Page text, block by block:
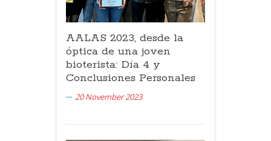
AALAS 2023, desde la
óptica de una joven
bioterista: Día 4 y
Conclusiones Personales
20 November 2023